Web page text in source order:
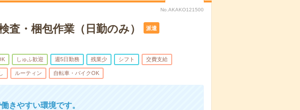
No.AKAKO121500
査・梱包作業（日勤のみ） 派遣
しゅふ歓迎 週5日勤務 残業少 シフト 交費支給
ルーティン 自転車・バイクOK
きやすい環境です。